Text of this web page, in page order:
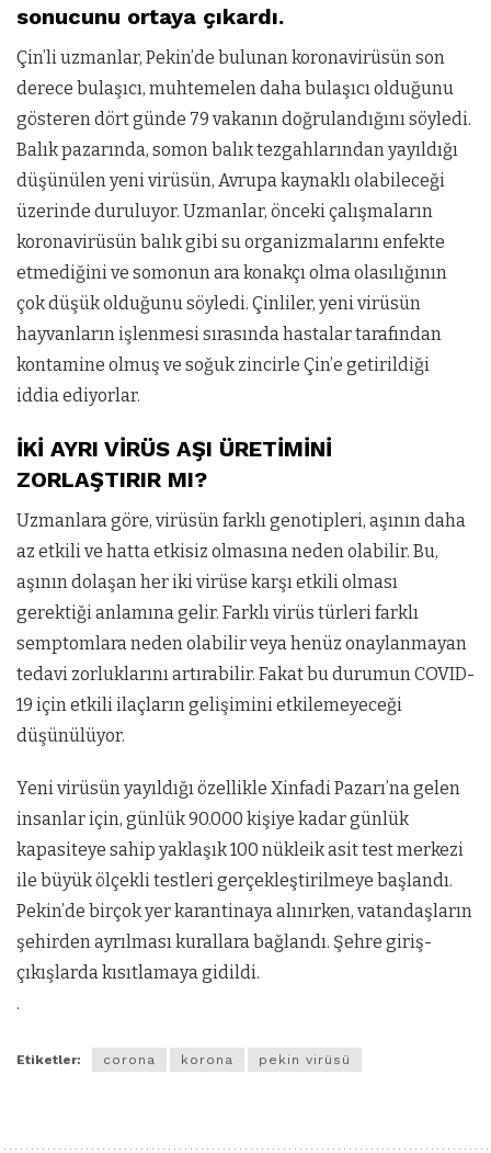
sonucunu ortaya çıkardı.
Çin’li uzmanlar, Pekin’de bulunan koronavirüsün son
derece bulaşıcı, muhtemelen daha bulaşıcı olduğunu
gösteren dört günde 79 vakanın doğrulandığını söyledi.
Balık pazarında, somon balık tezgahlarından yayıldığı
düşünülen yeni virüsün, Avrupa kaynaklı olabileceği
üzerinde duruluyor. Uzmanlar, önceki çalışmaların
koronavirüsün balık gibi su organizmalarını enfekte
etmediğini ve somonun ara konakçı olma olasılığının
çok düşük olduğunu söyledi. Çinliler, yeni virüsün
hayvanların işlenmesi sırasında hastalar tarafından
kontamine olmuş ve soğuk zincirle Çin’e getirildiği
iddia ediyorlar.
İKİ AYRI VİRÜS AŞI ÜRETİMİNİ
ZORLAŞTIRIR MI?
Uzmanlara göre, virüsün farklı genotipleri, aşının daha
az etkili ve hatta etkisiz olmasına neden olabilir. Bu,
aşının dolaşan her iki virüse karşı etkili olması
gerektiği anlamına gelir. Farklı virüs türleri farklı
semptomlara neden olabilir veya henüz onaylanmayan
tedavi zorluklarını artırabilir. Fakat bu durumun COVID-
19 için etkili ilaçların gelişimini etkilemeyeceği
düşünülüyor.
Yeni virüsün yayıldığı özellikle Xinfadi Pazarı’na gelen
insanlar için, günlük 90.000 kişiye kadar günlük
kapasiteye sahip yaklaşık 100 nükleik asit test merkezi
ile büyük ölçekli testleri gerçekleştirilmeye başlandı.
Pekin’de birçok yer karantinaya alınırken, vatandaşların
şehirden ayrılması kurallara bağlandı. Şehre giriş-
çıkışlarda kısıtlamaya gidildi.
.
Etiketler: corona korona pekin virüsü